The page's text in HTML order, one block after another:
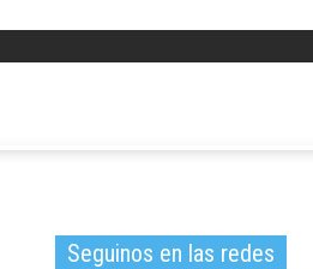
Seguinos en las redes